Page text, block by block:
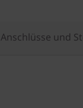
Anschlüsse und